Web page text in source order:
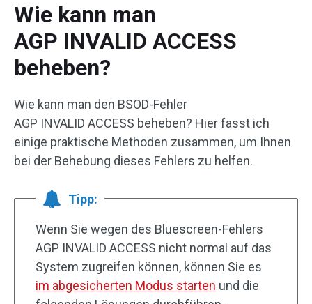
Wie kann man
AGP INVALID ACCESS
beheben?
Wie kann man den BSOD-Fehler
AGP INVALID ACCESS beheben? Hier fasst ich
einige praktische Methoden zusammen, um Ihnen
bei der Behebung dieses Fehlers zu helfen.
Tipp:
Wenn Sie wegen des Bluescreen-Fehlers
AGP INVALID ACCESS nicht normal auf das
System zugreifen können, können Sie es
im abgesicherten Modus starten und die